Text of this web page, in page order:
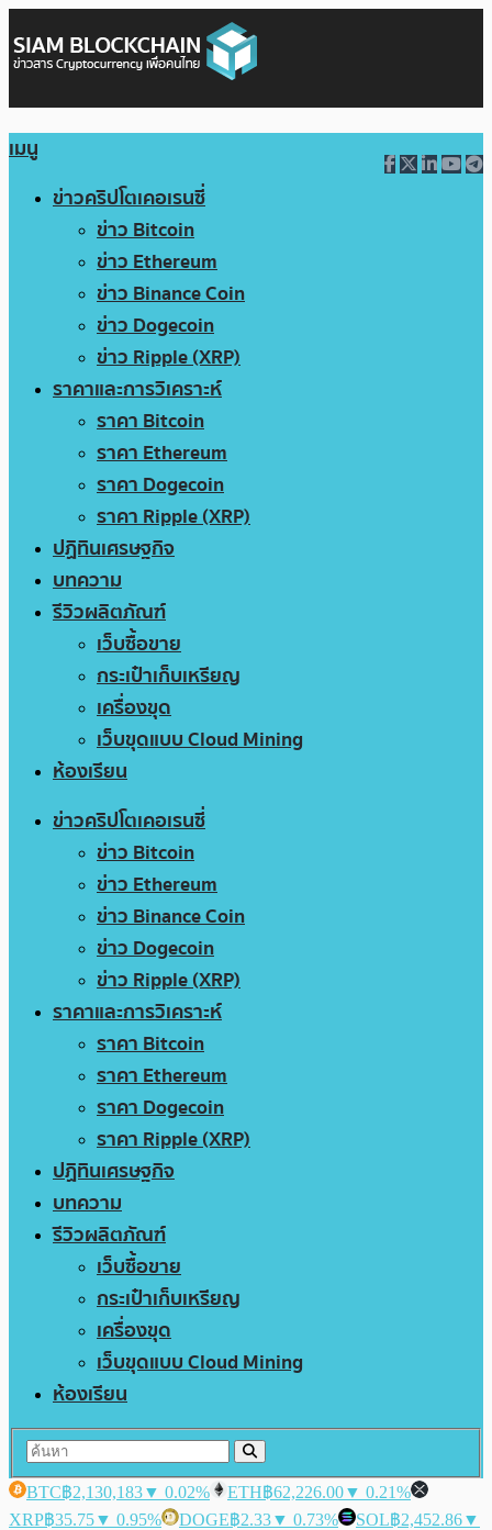
เมนู
ข่าวคริปโตเคอเรนซี่
ข่าว Bitcoin
ข่าว Ethereum
ข่าว Binance Coin
ข่าว Dogecoin
ข่าว Ripple (XRP)
ราคาและการวิเคราะห์
ราคา Bitcoin
ราคา Ethereum
ราคา Dogecoin
ราคา Ripple (XRP)
ปฏิทินเศรษฐกิจ
บทความ
รีวิวผลิตภัณฑ์
เว็บซื้อขาย
กระเป๋าเก็บเหรียญ
เครื่องขุด
เว็บขุดแบบ Cloud Mining
ห้องเรียน
ข่าวคริปโตเคอเรนซี่
ข่าว Bitcoin
ข่าว Ethereum
ข่าว Binance Coin
ข่าว Dogecoin
ข่าว Ripple (XRP)
ราคาและการวิเคราะห์
ราคา Bitcoin
ราคา Ethereum
ราคา Dogecoin
ราคา Ripple (XRP)
ปฏิทินเศรษฐกิจ
บทความ
รีวิวผลิตภัณฑ์
เว็บซื้อขาย
กระเป๋าเก็บเหรียญ
เครื่องขุด
เว็บขุดแบบ Cloud Mining
ห้องเรียน
BTC฿2,130,183▼ 0.02% ETH฿62,226.00▼ 0.21%
XRP฿35.75▼ 0.95% DOGE฿2.33▼ 0.73% SOL฿2,452.86▼